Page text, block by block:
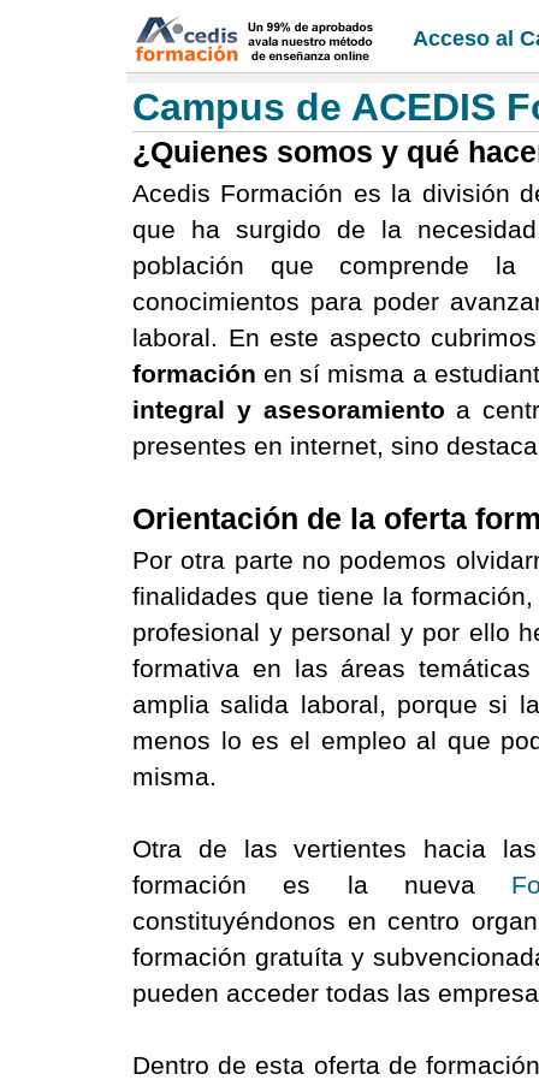
Acceso al
Campus de ACEDIS
¿Quienes somos y qué
Acedis Formación es la división
que ha surgido de la
población que comprende la
conocimientos para poder
laboral. En este aspecto
formación en sí misma a
integral y asesoramiento a
presentes en internet, sino
Orientación de la oferta
Por otra parte no podemos
finalidades que tiene la
profesional y personal y por ello
formativa en las áreas
amplia salida laboral, porque si
menos lo es el empleo al que
misma.
Otra de las vertientes hacia
formación es la nueva
constituyéndonos en centro
formación gratuíta y
pueden acceder todas las
Dentro de esta oferta de